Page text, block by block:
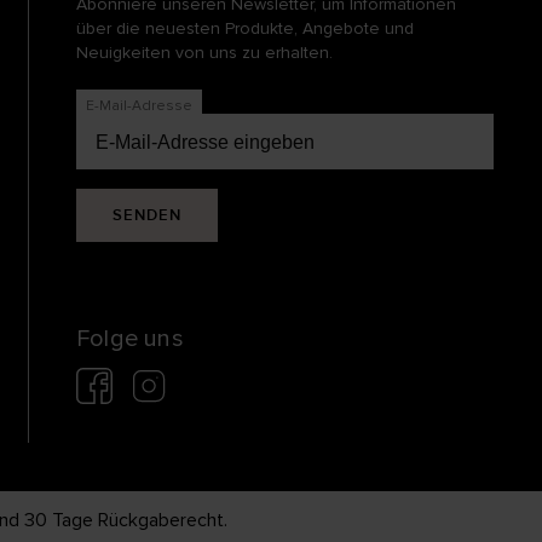
Abonniere unseren Newsletter, um Informationen
über die neuesten Produkte, Angebote und
Neuigkeiten von uns zu erhalten.
E-Mail-Adresse
SENDEN
Folge uns
30 Tage Rückgaberecht.